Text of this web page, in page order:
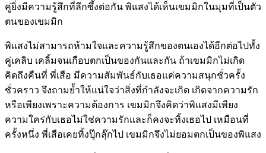
คู่ยิ่งมีความรู้สึกที่ลึกซึ้งต่อกัน พิแสงได้เห็นเขมมิกในมุมที่เป็นตัว
ตนของเขมมิก
พิแสงไม่สามารถห้ามใจและความรู้สึกของตนเองได้อีกต่อไปทั้ง
คู่เคลิบ เคลิ้มจนเกือบตกเป็นของกันและกัน ถ้าเขมมิกไม่เกิด
คิดถึงคืนที่ พี่เสือ มีความสัมพันธ์กับเธอแค่ความสนุกชั่วครั้ง
ชั่วคราว จึงถามย้ำให้แน่ใจว่าสิ่งที่กำลังจะเกิด เกิดจากความรัก
หรือเพียงเพราะความต้องการ เขมมิกจึงคิดว่าพิแสงมีเพียง
ความใคร่กับเธอไม่ใช่ความรักและก็คงจะทิ้งเธอไป เหมือนที่
ครั้งหนึ่ง พี่เสือเคยทิ้งปุ๊กลุ๊กไป เขมมิกจึงไม่ยอมตกเป็นของพิแสง